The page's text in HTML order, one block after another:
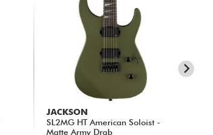
JACKSON
SL2MG HT American Soloist -
Matte Army Drab